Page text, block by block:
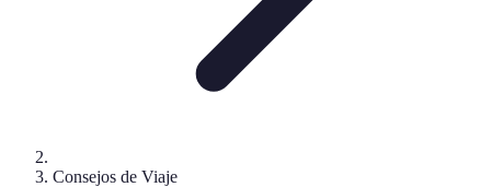
Consejos de Viaje